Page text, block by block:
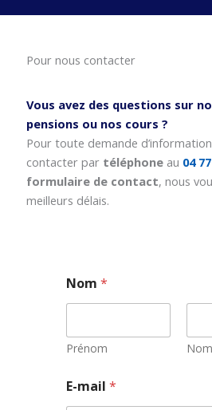
Pour nous contacter
Vous avez des questions sur
pensions ou nos cours ?
Pour toute demande
contacter par téléphoneau 04
formulaire de contact, nous
meilleurs délais.
Nom*
Prénom Nom
E-mail*